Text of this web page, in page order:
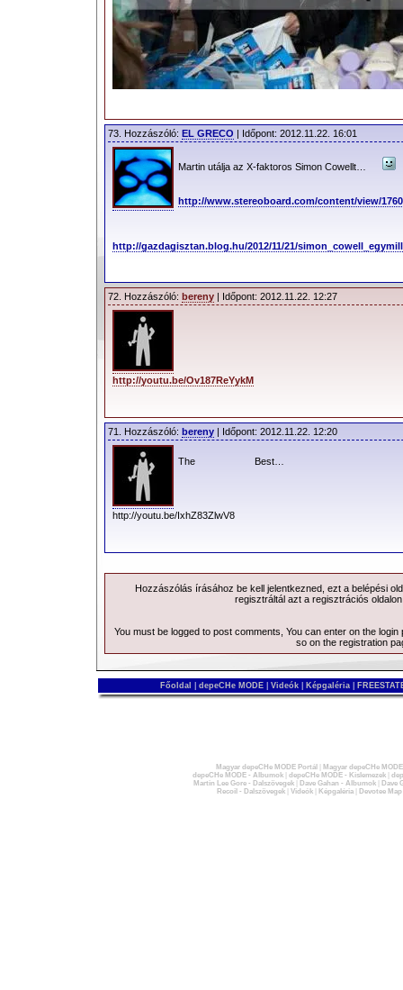
73. Hozzászóló: EL GRECO | Időpont: 2012.11.22. 16:01
Martin utálja az X-faktoros Simon Cowellt…
http://www.stereoboard.com/content/view/
http://gazdagisztan.blog.hu/2012/11/21/
72. Hozzászóló: bereny | Időpont: 2012.11.22. 12:27
http://youtu.be/Ov187ReYykM
71. Hozzászóló: bereny | Időpont: 2012.11.22. 12:20
The Best…
http://youtu.be/IxhZ83ZlwV8
Hozzászólás írásához be kell jelentkezned, ezt a belépési
regisztráltál azt a regisztrációs
You must be logged to post comments, You can enter on the login
so on the registration
Főoldal depeCHe MODE Videók Képgaléria
Magyar depeCHe MODE Portál
Magyar depeCHe
depeCHe MODE - Albumok| depeCHe MODE - Kislemezek|
Martin Lee Gore - Dalszövegek| Dave Gahan - Albumok|
Dave
Recoil - Dalszövegek| Videók| Képgaléria| Devotee Map